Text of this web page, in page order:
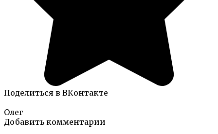
Поделиться в ВКонтакте
Олег
Добавить комментарии